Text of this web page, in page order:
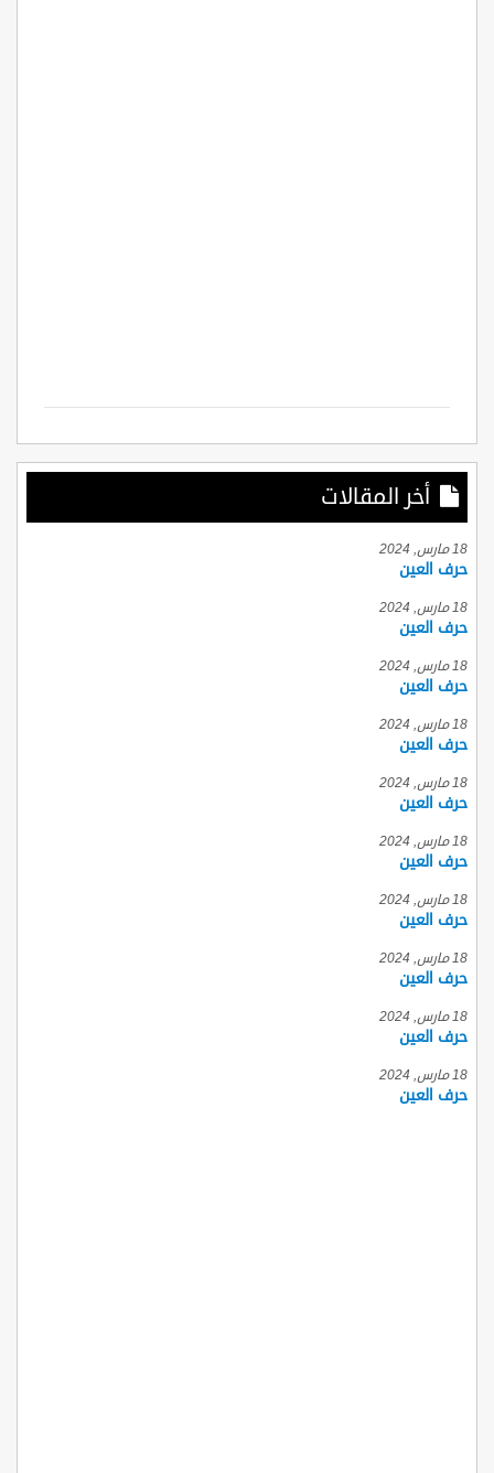
أخر المقالات
18 مارس, 2024
حرف العين
18 مارس, 2024
حرف العين
18 مارس, 2024
حرف العين
18 مارس, 2024
حرف العين
18 مارس, 2024
حرف العين
18 مارس, 2024
حرف العين
18 مارس, 2024
حرف العين
18 مارس, 2024
حرف العين
18 مارس, 2024
حرف العين
18 مارس, 2024
حرف العين